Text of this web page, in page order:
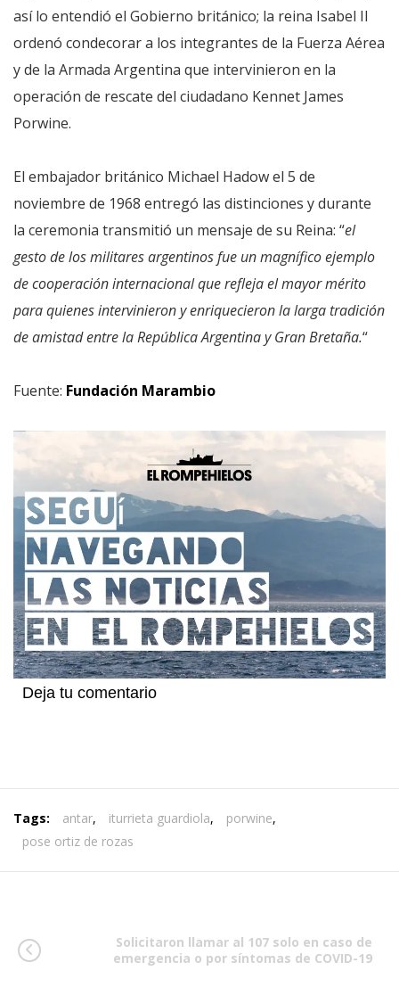
así lo entendió el Gobierno británico; la reina Isabel II
ordenó condecorar a los integrantes de la Fuerza Aérea
y de la Armada Argentina que intervinieron en la
operación de rescate del ciudadano Kennet James
Porwine.
El embajador británico Michael Hadow el 5 de
noviembre de 1968 entregó las distinciones y durante
la ceremonia transmitió un mensaje de su Reina: “el
gesto de los militares argentinos fue un magnífico ejemplo
de cooperación internacional que refleja el mayor mérito
para quienes intervinieron y enriquecieron la larga tradición
de amistad entre la República Argentina y Gran Bretaña.“
Fuente: Fundación Marambio
Deja tu comentario
Tags: antar, iturrieta guardiola, porwine,
pose ortiz de rozas
Solicitaron llamar al 107 solo en caso de
emergencia o por síntomas de COVID-19